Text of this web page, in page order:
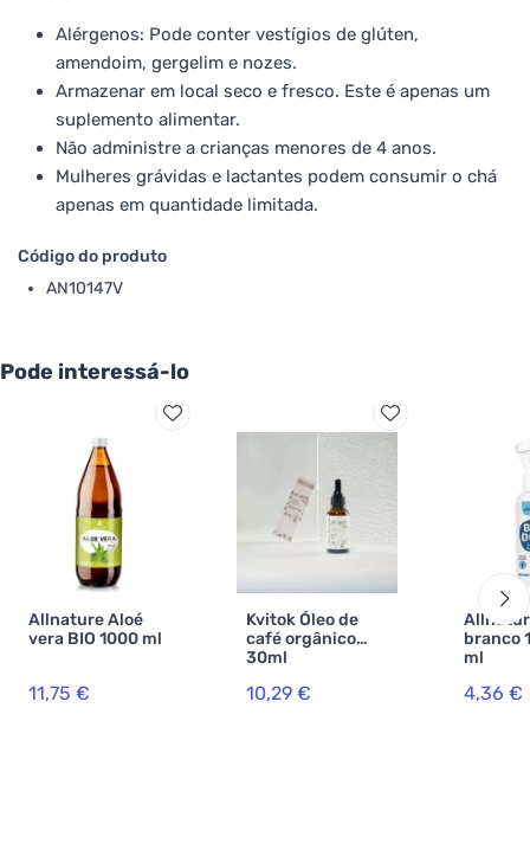
Alérgenos: Pode conter vestígios de glúten,
amendoim, gergelim e nozes.
Armazenar em local seco e fresco. Este é apenas um
suplemento alimentar.
Não administre a crianças menores de 4 anos.
Mulheres grávidas e lactantes podem consumir o chá
apenas em quantidade limitada.
Código do produto
AN10147V
Pode interessá-lo
Allnature Aloé
vera BIO 1000 ml
11,75 €
Kvitok Óleo de
café orgânico
30ml
10,29 €
branco
ml
4,36 €